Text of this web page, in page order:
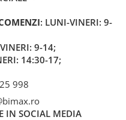
: LUNI-VINERI: 9-
9-14;
14:30-17;
998
IN SOCIAL MEDIA